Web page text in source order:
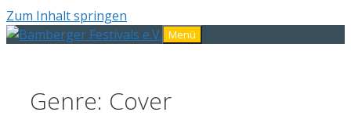
Zum Inhalt springen
Menü
Genre: Cover